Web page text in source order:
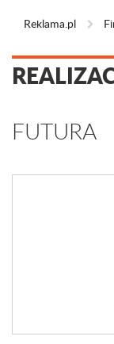
Reklama.pl
FUTURA